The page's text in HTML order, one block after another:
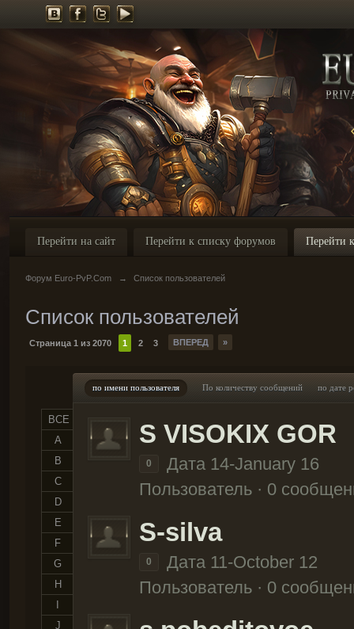
Перейти на сайт Перейти к списку форумов Перейти
Форум Euro-PvP.Com → Список пользователей
Список пользователей
Страница 1 из 2070 1 2 3 ВПЕРЕД »
ВСЕ
A
B
C
D
E
F
G
H
J
по имени пользователя По количеству сообщений по дате
S VISOKIX GOR
0
Дата 14-January 16
Пользователь · 0
S-silva
0
Дата 11-October 12
Пользователь · 0